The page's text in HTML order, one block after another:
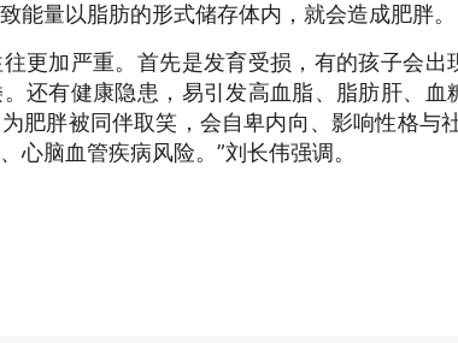
能量以脂肪的形式储存体内，就会造成肥胖。
更加严重。首先是发育受损，有的孩子会
还有健康隐患，易引发高血脂、脂肪肝、
肥胖被同伴取笑，会自卑内向、影响性格与
心脑血管疾病风险。”刘长伟强调。